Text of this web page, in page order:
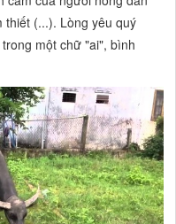
thiết (...). Lòng yêu quý
một chữ "ai", bình